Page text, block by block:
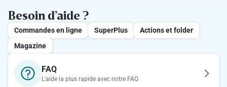
Besoin d’aide ?
Commandes en ligne SuperPlus
Actions et folder
Magazine
FAQ
L'aide la plus rapide avec notre FAQ